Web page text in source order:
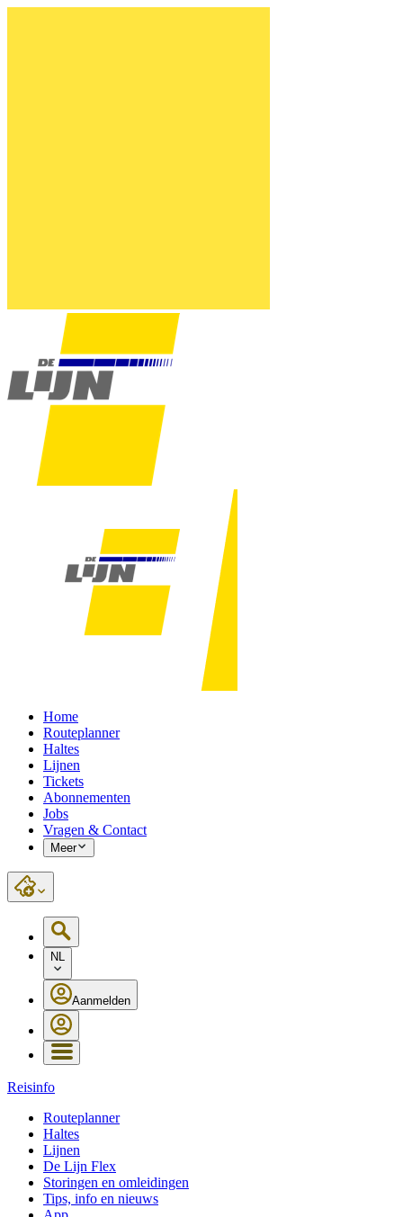
Home
Routeplanner
Haltes
Lijnen
Tickets
Abonnementen
Jobs
Vragen & Contact
Meer
NL
Aanmelden
Reisinfo
Routeplanner
Haltes
Lijnen
De Lijn Flex
Storingen en omleidingen
Tips, info en nieuws